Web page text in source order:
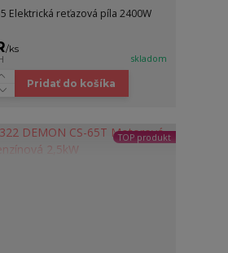
Elektrická reťazová píla 2400W
/ks
skladom
Pridať do košíka
TOP produkt